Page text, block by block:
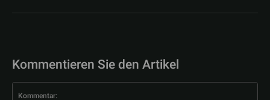
Kommentieren Sie den Artikel